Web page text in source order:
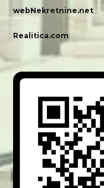
webNekretnine.net
Realitica.com